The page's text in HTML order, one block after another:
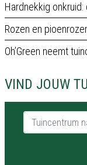
Hardnekkig
Rozen en
Oh’Green neemt
VIND JOUW
Tuincentrum